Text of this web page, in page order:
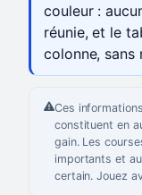
couleur :
réunie, et le
colonne, sans
Ces
constituent en
gain. Les
importants et
certain. Jouez